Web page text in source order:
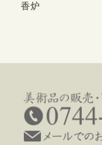
香炉